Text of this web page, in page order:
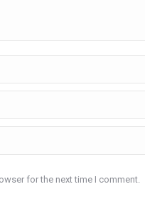
for the next time I comment.